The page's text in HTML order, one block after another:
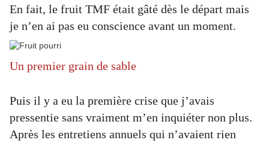
En fait, le fruit TMF était gâté dès le départ mais
je n’en ai pas eu conscience avant un moment.
Un premier grain de sable
Puis il y a eu la première crise que j’avais
pressentie sans vraiment m’en inquiéter non plus.
Après les entretiens annuels qui n’avaient rien